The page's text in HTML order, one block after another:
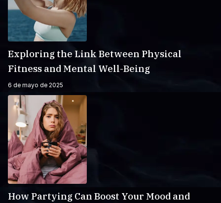
Exploring the Link Between Physical
Fitness and Mental Well-Being
6 de mayo de 2025
How Partying Can Boost Your Mood and